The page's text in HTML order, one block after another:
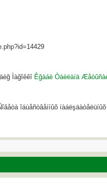
Ìàğîêêî Êğàáè Òàèëàíä
îáùåñòâåííûõ